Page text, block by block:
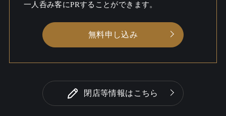
一人呑み客にPRすることができます。
無料申し込み
閉店等情報はこちら